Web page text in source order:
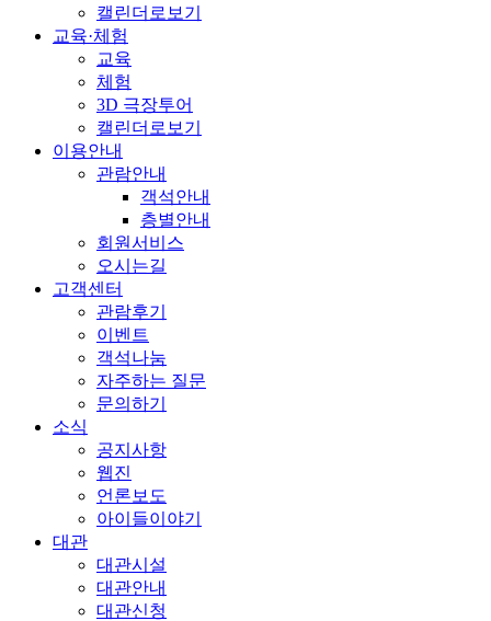
캘린더로보기
교육·체험
교육
체험
3D 극장투어
캘린더로보기
이용안내
관람안내
객석안내
층별안내
회원서비스
오시는길
고객센터
관람후기
이벤트
객석나눔
자주하는 질문
문의하기
소식
공지사항
웹진
언론보도
아이들이야기
대관
대관시설
대관안내
대관신청